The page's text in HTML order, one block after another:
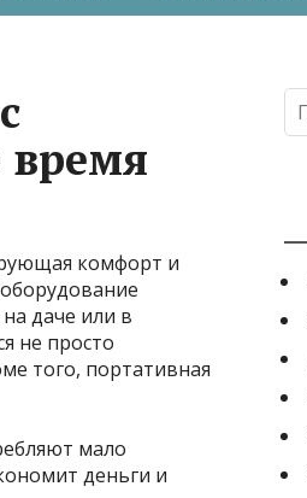
время
комфорт и
даче или в
не просто
того, портативная
мало
деньги и